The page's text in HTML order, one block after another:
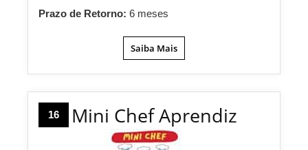
Prazo de Retorno: 6 meses
Saiba Mais
16 Mini Chef Aprendiz